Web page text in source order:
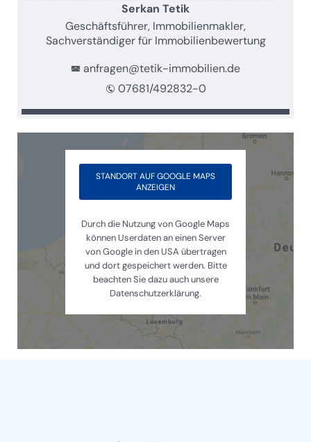
Serkan Tetik
Geschäftsführer, Immobilienmakler,
Sachverständiger für Immobilienbewertung
anfragen@tetik-immobilien.de
07681/492832-0
STANDORT AUF GOOGLE MAPS
ANZEIGEN
Durch die Nutzung von Google Maps
können Userdaten an einen Server
von Google in den USA übertragen
und dort gespeichert werden. Bitte
beachten Sie dazu auch unsere
Datenschutzerklärung.